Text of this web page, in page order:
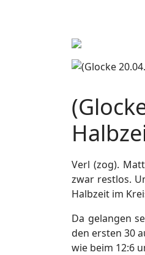
Verl (zog).
zwar restlos.
Halbzeit im
Da gelangen
den ersten 30
wie beim 12:6